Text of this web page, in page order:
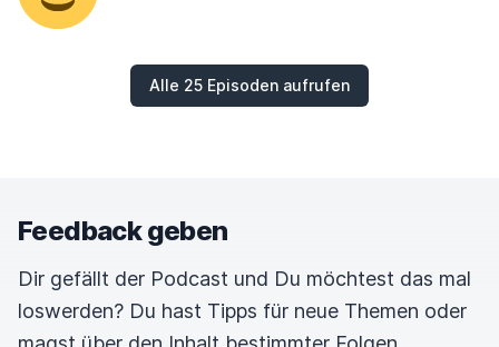
Alle 25 Episoden aufrufen
Feedback geben
Dir gefällt der Podcast und Du möchtest das mal
loswerden? Du hast Tipps für neue Themen oder